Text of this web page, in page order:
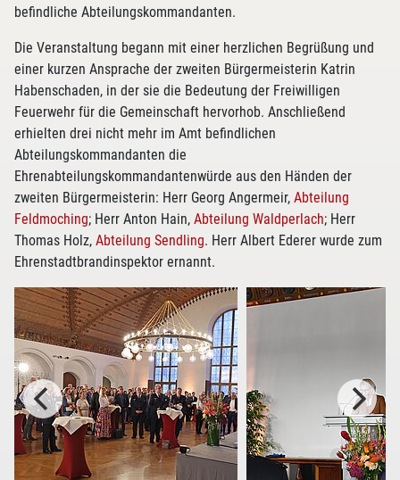
befindliche Abteilungskommandanten.
Die Veranstaltung begann mit einer herzlichen Begrüßung und
einer kurzen Ansprache der zweiten Bürgermeisterin Katrin
Habenschaden, in der sie die Bedeutung der Freiwilligen
Feuerwehr für die Gemeinschaft hervorhob. Anschließend
erhielten drei nicht mehr im Amt befindlichen
Abteilungskommandanten die
Ehrenabteilungskommandantenwürde aus den Händen der
zweiten Bürgermeisterin: Herr Georg Angermeir, Abteilung
Feldmoching; Herr Anton Hain, Abteilung Waldperlach; Herr
Thomas Holz, Abteilung Sendling. Herr Albert Ederer wurde zum
Ehrenstadtbrandinspektor ernannt.